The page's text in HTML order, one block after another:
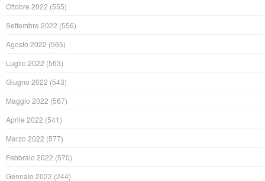
Ottobre 2022 (555)
Settembre 2022 (556)
Agosto 2022 (565)
Luglio 2022 (563)
Giugno 2022 (543)
Maggio 2022 (567)
Aprile 2022 (541)
Marzo 2022 (577)
Febbraio 2022 (570)
Gennaio 2022 (244)